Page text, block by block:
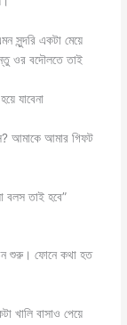
সুন্দরি একটা মেয়ে
ওর বদৌলতে তাই
যাবেনা
আমাকে আমার গিফট
বলস তাই হবে”
শুরু। ফোনে কথা হত
খালি বাসাও পেয়ে